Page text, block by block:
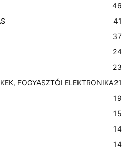
46
41
37
24
23
FOGYASZTÓI ELEKTRONIKA21
19
15
14
14